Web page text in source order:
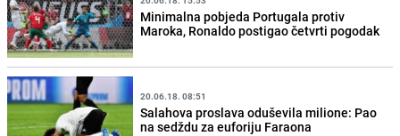
Minimalna pobjeda Portugala protiv
Maroka, Ronaldo postigao četvrti pogodak
20.06.18. 08:51
Salahova proslava oduševila milione: Pao
na sedždu za euforiju Faraona